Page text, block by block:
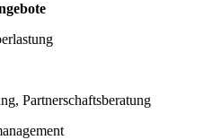
Partnerschaftsberatung